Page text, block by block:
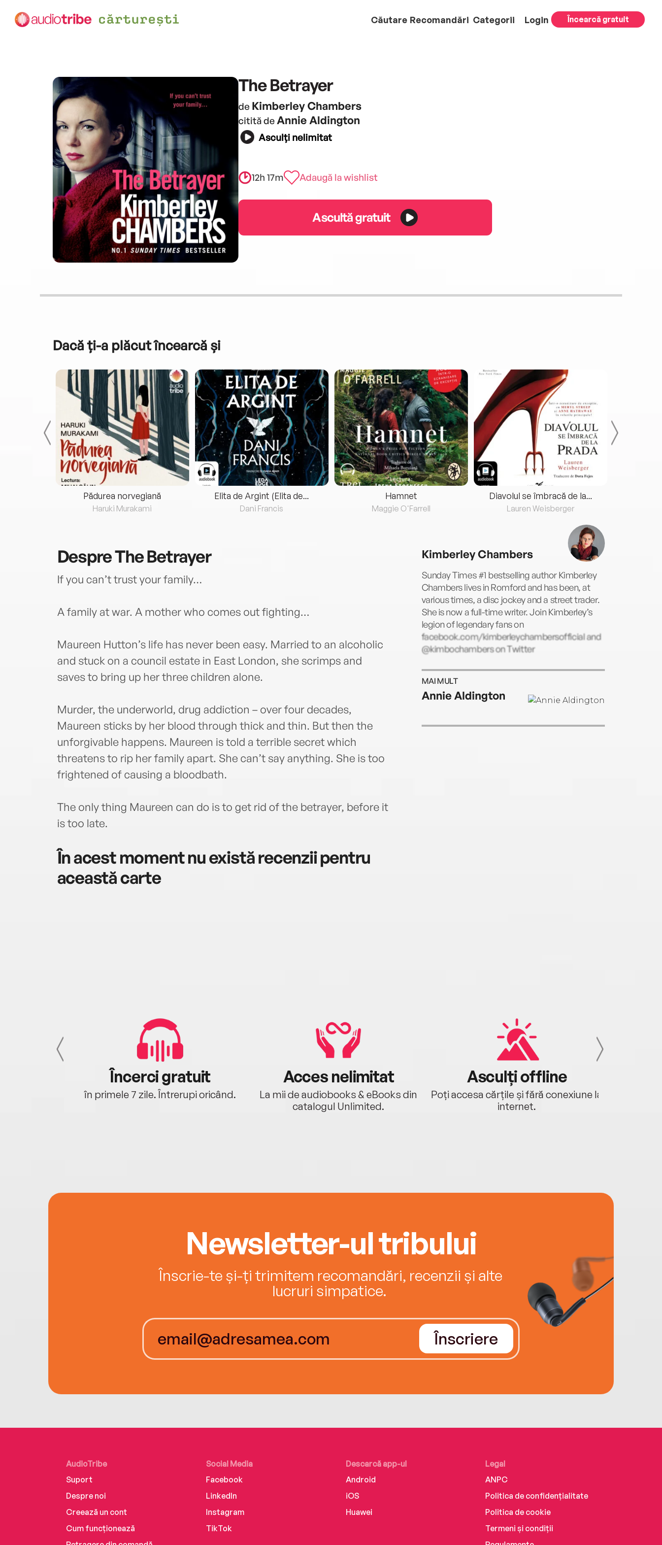
Căutare Recomandări Categorii Login Încearcă gratuit
The Betrayer
de Kimberley Chambers
citită de Annie Aldington
Asculți nelimitat
12h 17m Adaugă la wishlist
Ascultă gratuit
Dacă ți-a plăcut încearcă și
Pădurea norvegiană
Haruki Murakami
Elita de Argint (Elita de...
Dani Francis
Hamnet
Maggie O'Farrell
Diavolul se îmbracă de la...
Lauren Weisberger
DespreThe Betrayer
If you can’t trust your family…
A family at war. A mother who comes out fighting…
Maureen Hutton’s life has never been easy. Married to an alcoholic
and stuck on a council estate in East London, she scrimps and
saves to bring up her three children alone.
Murder, the underworld, drug addiction – over four decades,
Maureen sticks by her blood through thick and thin. But then the
unforgivable happens. Maureen is told a terrible secret which
threatens to rip her family apart. She can’t say anything. She is too
frightened of causing a bloodbath.
The only thing Maureen can do is to get rid of the betrayer, before it
is too late.
În acest moment nu există recenzii pentru
această carte
Kimberley Chambers
Sunday Times #1 bestselling author Kimberley
Chambers lives in Romford and has been, at
various times, a disc jockey and a street trader.
She is now a full-time writer. Join Kimberley’s
legion of legendary fans on
facebook.com/kimberleychambersofficial and
@kimbochambers on Twitter
MAI MULT
Annie Aldington
Încerci gratuit
în primele 7 zile. Întrerupi oricând.
Acces nelimitat
La mii de audiobooks & eBooks din
catalogul Unlimited.
Asculți offline
Poți accesa cărțile și fără conexiune la
internet.
Newsletter-ul tribului
Înscrie-te și-ți trimitem recomandări, recenzii și alte
lucruri simpatice.
Înscriere
AudioTribe
Suport
Despre noi
Creează un cont
Cum funcționează
Social Media
Facebook
LinkedIn
Instagram
TikTok
Descarcă app-ul
Android
iOS
Huawei
Legal
ANPC
Politica de confidențialitate
Politica de cookie
Termeni și condiții